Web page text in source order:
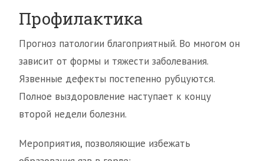
Профилактика
Прогноз патологии благоприятный. Во многом он
зависит от формы и тяжести заболевания.
Язвенные дефекты постепенно рубцуются.
Полное выздоровление наступает к концу
второй недели болезни.
Мероприятия, позволяющие избежать